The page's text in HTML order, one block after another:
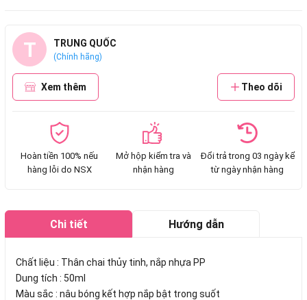
T TRUNG QUỐC
(Chính hãng)
Xem thêm Theo dõi
Hoàn tiền 100% nếu
hàng lỗi do NSX
Mở hộp kiểm tra và
nhận hàng
Đổi trả trong 03 ngày kể
từ ngày nhận hàng
Chi tiết Hướng dẫn
Chất liệu : Thân chai thủy tinh, nắp nhựa PP
Dung tích : 50ml
Màu sắc : nâu bóng kết hợp nắp bật trong suốt